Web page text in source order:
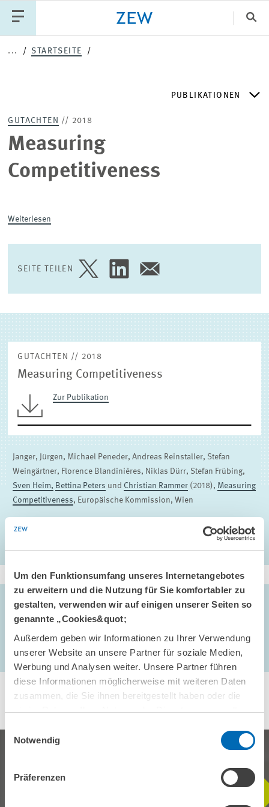
Um den Funktionsumfang unseres Internetangebotes
zu erweitern und die Nutzung für Sie komfortabler zu
gestalten, verwenden wir auf einigen unserer Seiten so
genannte „Cookies&quot;
Außerdem geben wir Informationen zu Ihrer Verwendung
unserer Website an unsere Partner für soziale Medien,
Werbung und Analysen weiter. Unsere Partner führen
diese Informationen möglicherweise mit weiteren Daten
zusammen, die Sie ihnen bereitgestellt haben oder die
sie im Rahmen Ihrer Nutzung der Dienste gesammelt
Einwilligungsauswahl
Notwendig
Präferenzen
... STARTSEITE
PUBLIKATIONEN
Measuring
Competitiveness
GUTACHTEN // 2018
Weiterlesen
SEITE TEILEN
SEITE
TWITTER
SEITE
LINKEDIN
SEITE
E-
GUTACHTEN // 2018
Measuring Competitiveness
Zur Publikation
Janger, Jürgen, Michael Peneder, Andreas Reinstaller, Stefan
Weingärtner, Florence Blandinières, Niklas Dürr, Stefan Frübing,
Sven Heim, Bettina Peters und Christian Rammer (2018), Measuring
Competitiveness, Europäische Kommission, Wien
AUTOREN/-INNEN
Jürgen Janger // Michael Peneder // Andreas Reinstaller
// Stefan Weingärtner // Florence Blandinières // Dr.
Niklas Dürr // Stefan Frübing //Sven Heim//Bettina
Peters // Christian Rammer